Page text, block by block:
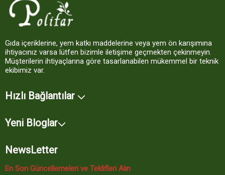
Gıda içeriklerine, yem katkı maddelerine veya yem ön karışımına
ihtiyacınız varsa lütfen bizimle iletişime geçmekten çekinmeyin.
Müşterilerin ihtiyaçlarına göre tasarlanabilen mükemmel bir teknik
ekibimiz var.
Hızlı Bağlantılar
Yeni Bloglar
NewsLetter
En Son Güncellemeleri ve Teklifleri Alın